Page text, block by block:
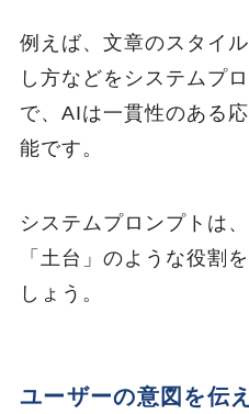
例えば、文章のスタイ
し方などをシステムプ
で、AIは一貫性のある
能です。
システムプロンプトは
「土台」のような役割
しょう。
ユーザーの意図を伝